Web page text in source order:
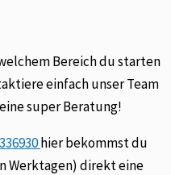
Bereich du starten
einfach unser Team
super Beratung!
hier bekommst du
Werktagen) direkt eine